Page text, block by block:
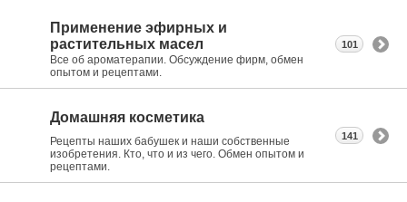
Применение эфирных и
растительных масел
Все об ароматерапии. Обсуждение фирм, обмен
опытом и рецептами.
101
Домашняя косметика
Рецепты наших бабушек и наши собственные
изобретения. Кто, что и из чего. Обмен опытом и
рецептами.
141